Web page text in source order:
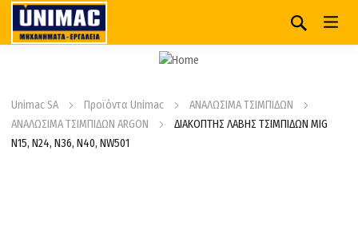
Unimac SA Προϊόντα Unimac
ΑΝΑΛΩΣΙΜΑ ΤΣΙΜΠΙΔΩΝ
ΑΝΑΛΩΣΙΜΑ ΤΣΙΜΠΙΔΩΝ ARGON
ΔΙΑΚΟΠΤΗΣ ΛΑΒΗΣ ΤΣΙΜΠΙΔΩΝ MIG
N15, N24, N36, N40, NW501